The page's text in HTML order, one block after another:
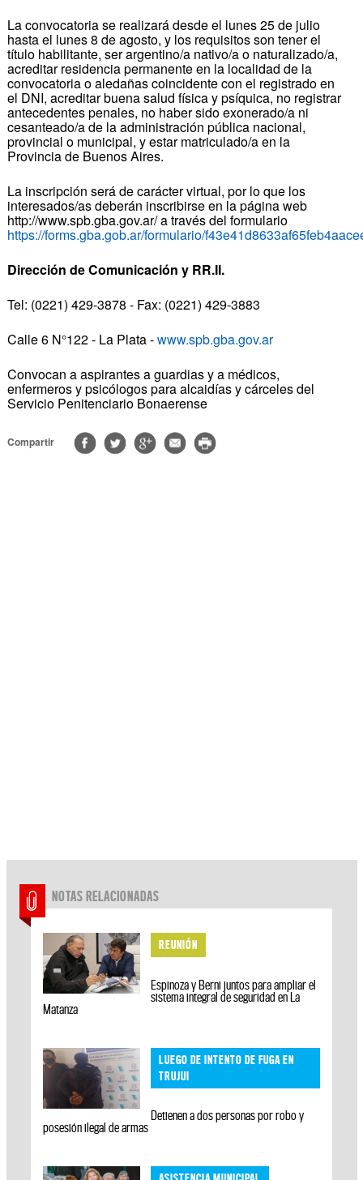
La convocatoria se realizará desde el lunes 25 de julio
hasta el lunes 8 de agosto, y los requisitos son tener el
título habilitante, ser argentino/a nativo/a o naturalizado/a,
acreditar residencia permanente en la localidad de la
convocatoria o aledañas coincidente con el registrado en
el DNI, acreditar buena salud física y psíquica, no registrar
antecedentes penales, no haber sido exonerado/a ni
cesanteado/a de la administración pública nacional,
provincial o municipal, y estar matriculado/a en la
Provincia de Buenos Aires.
La inscripción será de carácter virtual, por lo que los
interesados/as deberán inscribirse en la página web
http://www.spb.gba.gov.ar/ a través del formulario
https://forms.gba.gob.ar/formulario/
Dirección de Comunicación y RR.II.
Tel: (0221) 429-3878 - Fax: (0221) 429-3883
Calle 6 N°122 - La Plata -www.spb.gba.gov.ar
Convocan a aspirantes a guardias y a médicos,
enfermeros y psicólogos para alcaidías y cárceles del
Servicio Penitenciario Bonaerense
Compartir
NOTAS RELACIONADAS
REUNIÓN
Espinoza y Berni juntos para ampliar el
sistema integral de seguridad en La
Matanza
LUEGO DE INTENTO DE FUGA EN
TRUJUI
Detienen a dos personas por robo y
posesión ilegal de armas